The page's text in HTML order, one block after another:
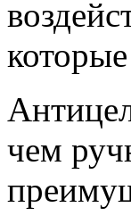
чем